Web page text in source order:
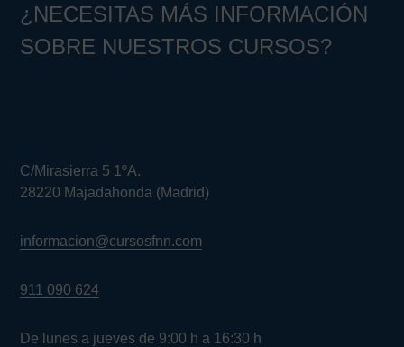
¿NECESITAS MÁS INFORMACIÓN
SOBRE NUESTROS CURSOS?
C/Mirasierra 5 1ºA.
28220 Majadahonda (Madrid)
informacion@cursosfnn.com
911 090 624
De lunes a jueves de 9:00 h a 16:30 h